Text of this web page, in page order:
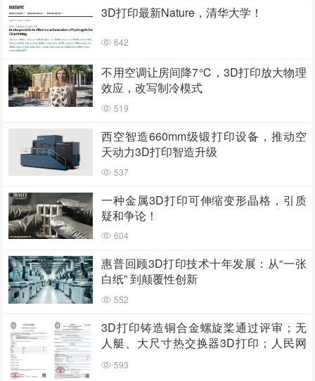
3D打印最新Nature，清华大学！
642
不用空调让房间降7℃，3D打印放大物理
效应，改写制冷模式
519
西空智造660mm级锻打印设备，推动空
天动力3D打印智造升级
537
一种金属3D打印可伸缩变形晶格，引质
疑和争论！
604
惠普回顾3D打印技术十年发展：从“一张
白纸” 到颠覆性创新
552
3D打印铸造铜合金螺旋桨通过评审；无
人艇、大尺寸热交换器3D打印；人民网
报道两家3D打印企业
593